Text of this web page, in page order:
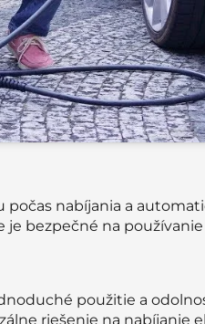
nabíjania a
je bezpečné na
použitie a
riešenie na nabíjanie